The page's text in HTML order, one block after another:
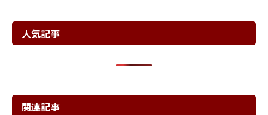
人気記事
関連記事